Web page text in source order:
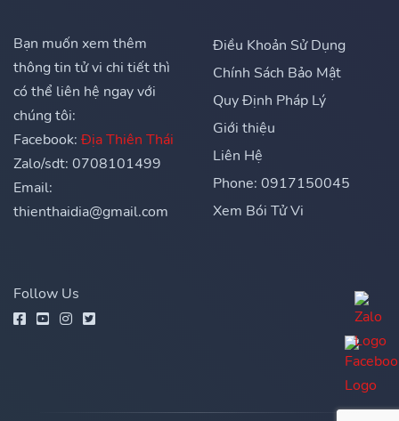
Bạn muốn xem thêm
thông tin tử vi chi tiết thì
có thể liên hệ ngay với
chúng tôi:
Facebook: Địa Thiên Thái
Zalo/sdt: 0708101499
Email:
thienthaidia@gmail.com
Điều Khoản Sử Dụng
Chính Sách Bảo Mật
Quy Định Pháp Lý
Giới thiệu
Liên Hệ
Phone: 0917150045
Xem Bói Tử Vi
Follow Us